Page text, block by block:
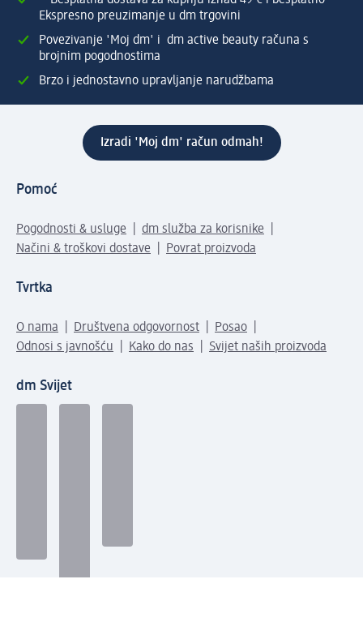
Ekspresno preuzimanje u dm trgovini
Povezivanje 'Moj dm' i dm active beauty računa s
brojnim pogodnostima
Brzo i jednostavno upravljanje narudžbama
Izradi 'Moj dm' račun odmah!
Pomoć
Pogodnosti & usluge
dm služba za korisnike
Načini & troškovi dostave
Povrat proizvoda
Tvrtka
O nama Društvena odgovornost
Posao
Odnosi s javnošću
Kako do nas Svijet naših proizvoda
dm Svijet